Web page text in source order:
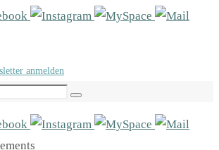
anmelden
Suchen